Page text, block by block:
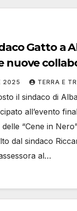
Gatto a
nuove
2025 TERRA E
il sindaco di
all’evento
“Cene in
dal sindaco
al…